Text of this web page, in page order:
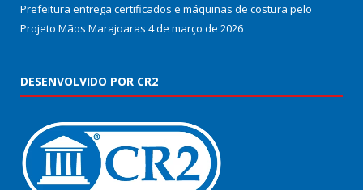
Prefeitura entrega certificados e máquinas de costura pelo
Projeto Mãos Marajoaras 4 de março de 2026
DESENVOLVIDO POR CR2